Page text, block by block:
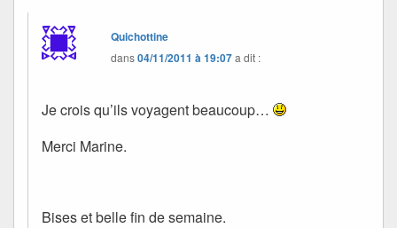
Quichottine
dans04/11/2011 à 19:07a dit :
Je crois qu’ils voyagent beaucoup…
Merci Marine.
Bises et belle fin de semaine.